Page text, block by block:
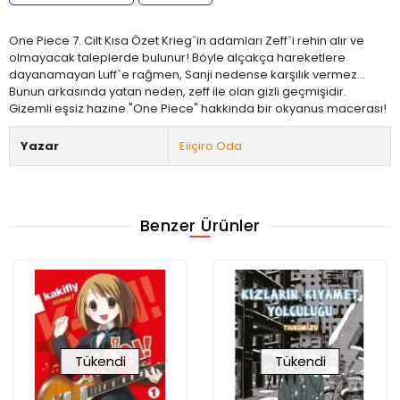
One Piece 7. Cilt Kısa Özet Krieg`in adamları Zeff`i rehin alır ve
olmayacak taleplerde bulunur! Böyle alçakça hareketlere
dayanamayan Luff`e rağmen, Sanji nedense karşılık vermez...
Bunun arkasında yatan neden, zeff ile olan gizli geçmişidir.
Gizemli eşsiz hazine "One Piece" hakkında bir okyanus macerası!
Yazar Eiiçiro Oda
Benzer Ürünler
Tükendi Tükendi